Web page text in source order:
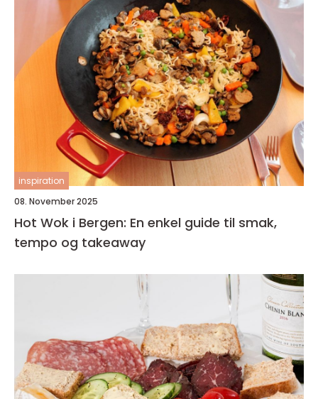
inspiration
08. November 2025
Hot Wok i Bergen: En enkel guide til smak,
tempo og takeaway